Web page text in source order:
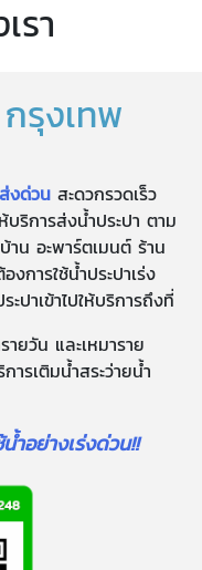
รา
รุงเทพ
งด่วน สะดวกรวดเร็ว
ริการส่งน้ำประปา ตาม
น อะพาร์ตเมนต์ ร้าน
การใช้น้ำประปาเร่ง
ปาเข้าไปให้บริการถึงที่
ยวัน และเหมาราย
รเติมน้ำสระว่ายน้ำ
ำอย่างเร่งด่วน!!